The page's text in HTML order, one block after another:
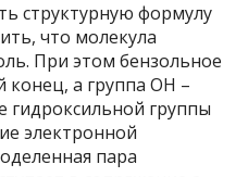
структурную формулу
что молекула
При этом бензольное
а группа ОН –
группы
электронной
пара